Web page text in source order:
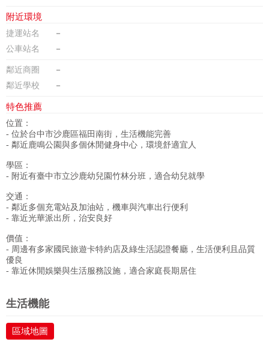
附近環境
捷運站名
－
公車站名
－
鄰近商圈
－
鄰近學校
－
特色推薦
位置：
- 位於台中市沙鹿區福田南街，生活機能完善
- 鄰近鹿鳴公園與多個休閒健身中心，環境舒適宜人
學區：
- 附近有臺中市立沙鹿幼兒園竹林分班，適合幼兒就學
交通：
- 鄰近多個充電站及加油站，機車與汽車出行便利
- 靠近光華派出所，治安良好
價值：
- 周邊有多家國民旅遊卡特約店及綠生活認證餐廳，生活便利且品質
優良
- 靠近休閒娛樂與生活服務設施，適合家庭長期居住
生活機能
區域地圖生活購物